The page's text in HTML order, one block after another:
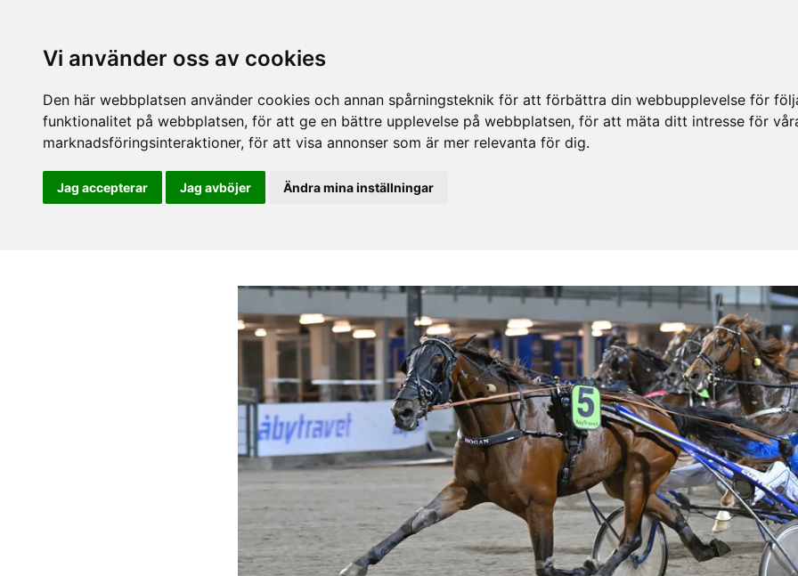
Vi använder oss av cookies
Den här webbplatsen använder cookies och annan spårningsteknik för att förbättra din webbupplevelse för
funktionalitet på webbplatsen, för att ge en bättre upplevelse på webbplatsen, för att mäta ditt intresse för
marknadsföringsinteraktioner, för att visa annonser som är mer relevanta för dig.
Jag accepterar Jag avböjer Ändra mina inställningar